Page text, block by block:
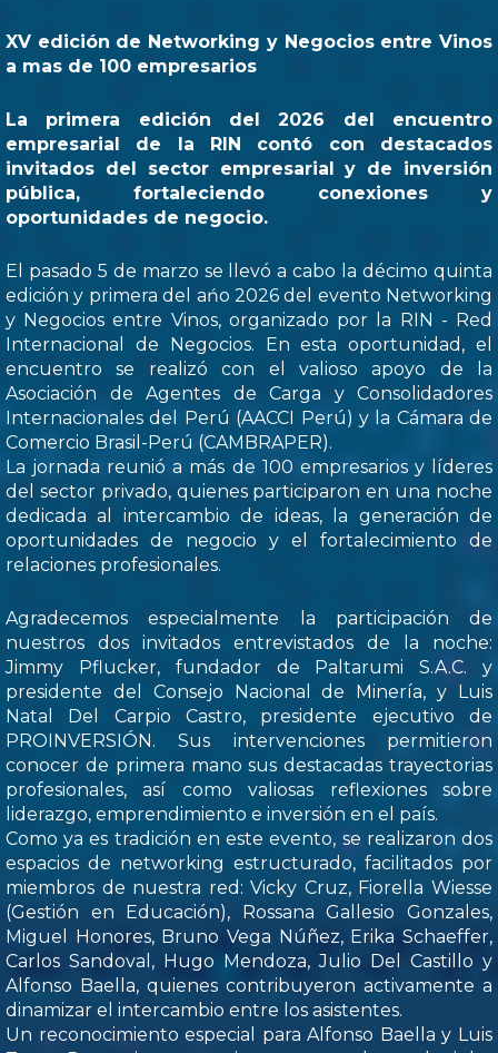
XV edición de Networking y Negocios entre Vinos
a mas de 100 empresarios
La primera edición del 2026 del encuentro
empresarial de la RIN contó con destacados
invitados del sector empresarial y de inversión
pública, fortaleciendo conexiones y
oportunidades de negocio.
El pasado 5 de marzo se llevó a cabo la décimo quinta
edición y primera del ańo 2026 del evento Networking
y Negocios entre Vinos, organizado por la RIN - Red
Internacional de Negocios. En esta oportunidad, el
encuentro se realizó con el valioso apoyo de la
Asociación de Agentes de Carga y Consolidadores
Internacionales del Perú (AACCI Perú) y la Cámara de
Comercio Brasil-Perú (CAMBRAPER).
La jornada reunió a más de 100 empresarios y líderes
del sector privado, quienes participaron en una noche
dedicada al intercambio de ideas, la generación de
oportunidades de negocio y el fortalecimiento de
relaciones profesionales.
Agradecemos especialmente la participación de
nuestros dos invitados entrevistados de la noche:
Jimmy Pflucker, fundador de Paltarumi S.A.C. y
presidente del Consejo Nacional de Minería, y Luis
Natal Del Carpio Castro, presidente ejecutivo de
PROINVERSIÓN. Sus intervenciones permitieron
conocer de primera mano sus destacadas trayectorias
profesionales, así como valiosas reflexiones sobre
liderazgo, emprendimiento e inversión en el país.
Como ya es tradición en este evento, se realizaron dos
espacios de networking estructurado, facilitados por
miembros de nuestra red: Vicky Cruz, Fiorella Wiesse
(Gestión en Educación), Rossana Gallesio Gonzales,
Miguel Honores, Bruno Vega Núñez, Erika Schaeffer,
Carlos Sandoval, Hugo Mendoza, Julio Del Castillo y
Alfonso Baella, quienes contribuyeron activamente a
dinamizar el intercambio entre los asistentes.
Un reconocimiento especial para Alfonso Baella y Luis